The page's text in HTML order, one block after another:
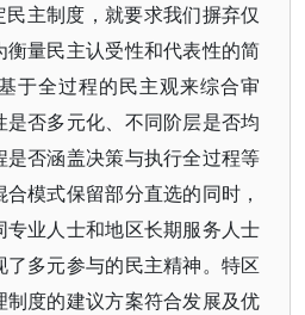
主制度，就要求我们摒弃仅
量民主认受性和代表性的简
于全过程的民主观来综合审
否多元化、不同阶层是否均
否涵盖决策与执行全过程等
模式保留部分直选的同时，
业人士和地区长期服务人士
多元参与的民主精神。特区
度的建议方案符合发展及优